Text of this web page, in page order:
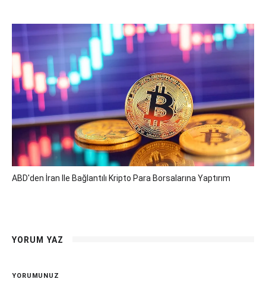
ABD'den İran Ile Bağlantılı Kripto Para Borsalarına Yaptırım
YORUM YAZ
YORUMUNUZ